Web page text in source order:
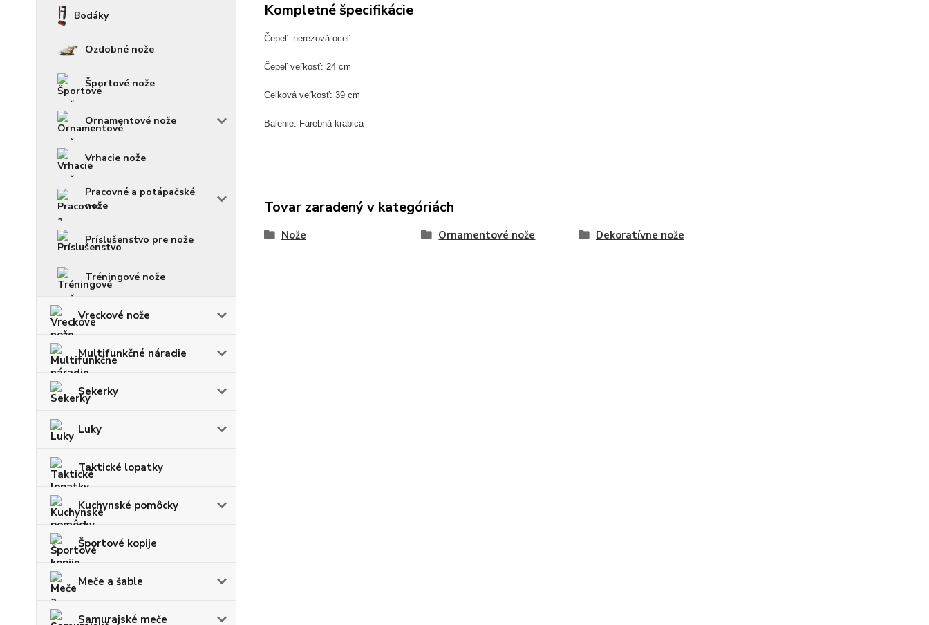
Bodáky
Ozdobné nože
Športové nože
Ornamentové nože
Vrhacie nože
Pracovné a potápačské
nože
Príslušenstvo pre nože
Tréningové nože
Vreckové nože
Multifunkčné náradie
Sekerky
Luky
Taktické lopatky
Kuchynské pomôcky
Športové kopije
Meče a šable
Samurajské meče
Kompletné špecifikácie
Čepeľ: nerezová oceľ
Čepeľ veľkosť: 24 cm
Celková veľkosť: 39 cm
Balenie: Farebná krabica
Tovar zaradený v kategóriách
Nože Ornamentové nože Dekoratívne nože